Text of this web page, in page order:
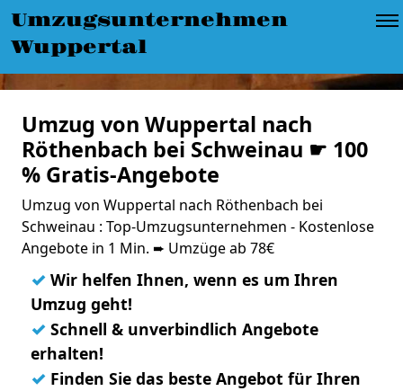
Umzugsunternehmen
Wuppertal
Umzug von Wuppertal nach
Röthenbach bei Schweinau ☛ 100
% Gratis-Angebote
Umzug von Wuppertal nach Röthenbach bei
Schweinau : Top-Umzugsunternehmen - Kostenlose
Angebote in 1 Min. ➨ Umzüge ab 78€
✓ Wir helfen Ihnen, wenn es um Ihren
Umzug geht!
✓ Schnell & unverbindlich Angebote
erhalten!
✓ Finden Sie das beste Angebot für Ihren